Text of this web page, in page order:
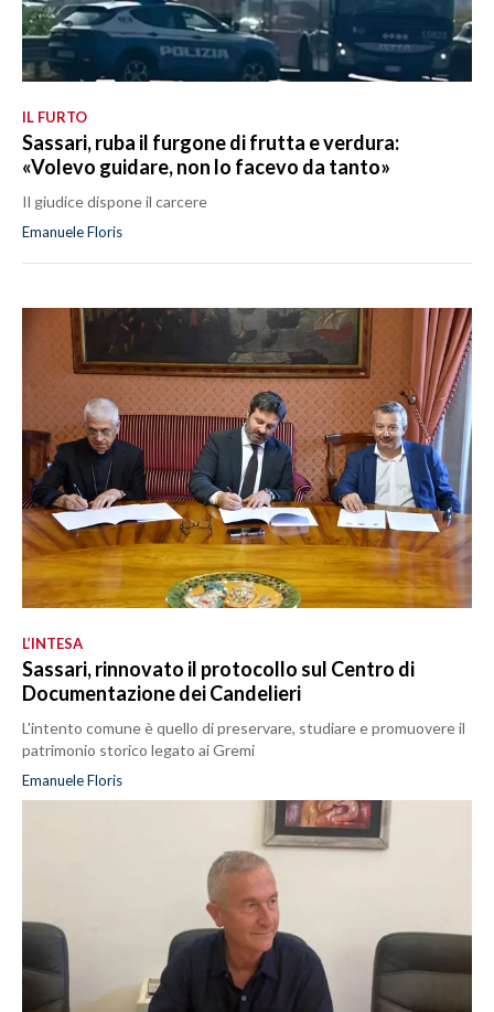
IL FURTO
Sassari, ruba il furgone di frutta e verdura:
«Volevo guidare, non lo facevo da tanto»
Il giudice dispone il carcere
Emanuele Floris
L’INTESA
Sassari, rinnovato il protocollo sul Centro di
Documentazione dei Candelieri
L'intento comune è quello di preservare, studiare e promuovere il
patrimonio storico legato ai Gremi
Emanuele Floris